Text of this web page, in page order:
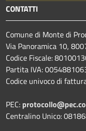
CONTATTI
Comune di Monte di
Via Panoramica 10,
Codice Fiscale:
Partita IVA:
Codice univoco di
PEC:
Centralino Unico: